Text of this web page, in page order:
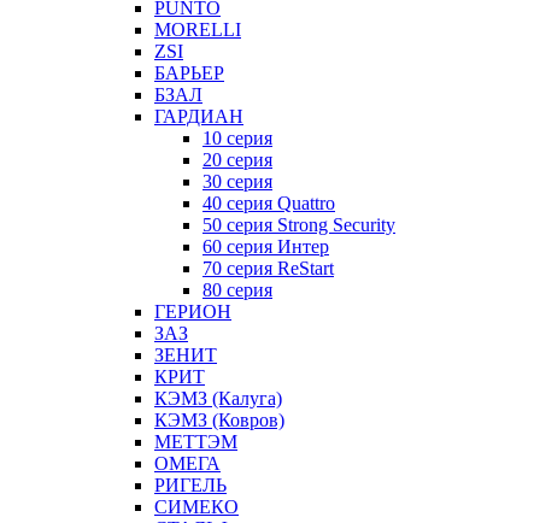
PUNTO
MORELLI
ZSI
БАРЬЕР
БЗАЛ
ГАРДИАН
10 серия
20 серия
30 серия
40 серия Quattro
50 серия Strong Security
60 серия Интер
70 серия ReStart
80 серия
ГЕРИОН
ЗАЗ
ЗЕНИТ
КРИТ
КЭМЗ (Калуга)
КЭМЗ (Ковров)
МЕТТЭМ
ОМЕГА
РИГЕЛЬ
СИМЕКО